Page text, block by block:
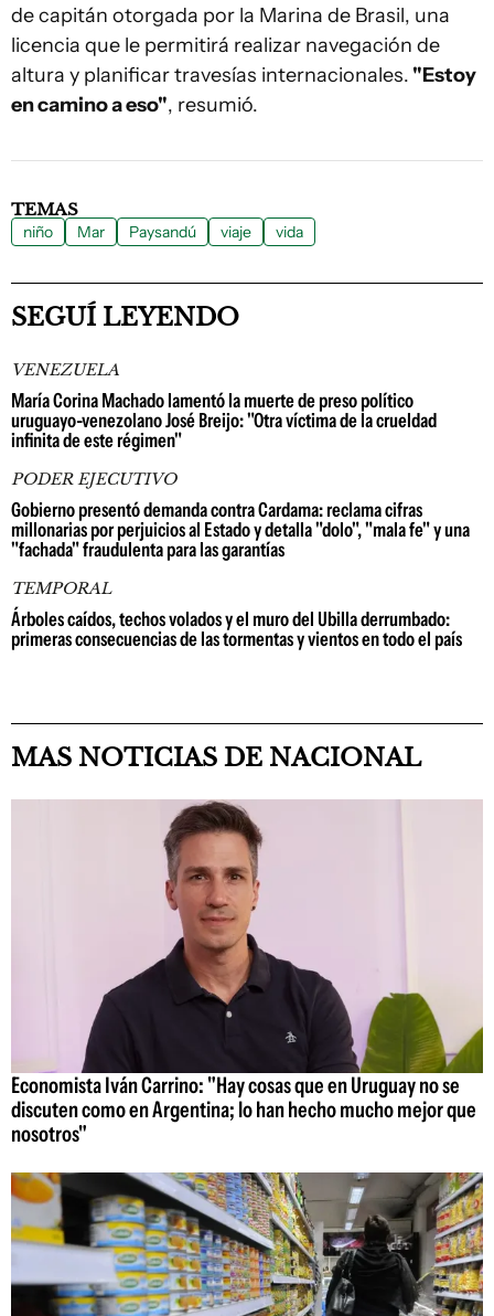
de capitán otorgada por la Marina de Brasil, una
licencia que le permitirá realizar navegación de
altura y planificar travesías internacionales. "Estoy
en camino a eso", resumió.
TEMAS
niño Mar Paysandú viaje vida
SEGUÍ LEYENDO
VENEZUELA
María Corina Machado lamentó la muerte de preso político
uruguayo-venezolano José Breijo: "Otra víctima de la crueldad
infinita de este régimen"
PODER EJECUTIVO
Gobierno presentó demanda contra Cardama: reclama cifras
millonarias por perjuicios al Estado y detalla "dolo", "mala fe" y una
"fachada" fraudulenta para las garantías
TEMPORAL
Árboles caídos, techos volados y el muro del Ubilla derrumbado:
primeras consecuencias de las tormentas y vientos en todo el país
MAS NOTICIAS DE NACIONAL
Economista Iván Carrino: "Hay cosas que en Uruguay no se
discuten como en Argentina; lo han hecho mucho mejor que
nosotros"